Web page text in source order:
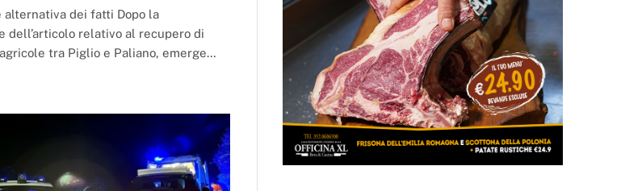
alternativa dei fatti Dopo la
dell’articolo relativo al recupero di
tra Piglio e Paliano, emerge…